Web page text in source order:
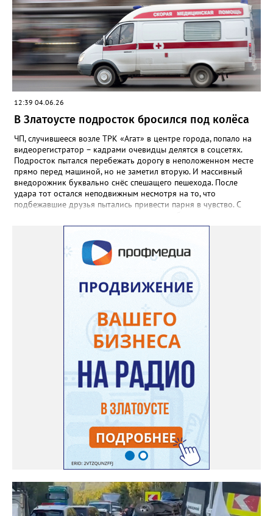
65-32-91 (дежурная часть ОМВД), или 79-93-33, 8 (951) 474-
65-36.
12:39 04.06.26
В Златоусте подросток бросился под колёса
ЧП, случившееся возле ТРК «Агат» в центре города, попало на
видеорегистратор – кадрами очевидцы делятся в соцсетях.
Подросток пытался перебежать дорогу в неположенном месте
прямо перед машиной, но не заметил вторую. И массивный
внедорожник буквально снёс спешащего пешехода. После
удара тот остался неподвижным несмотря на то, что
подбежавшие друзья пытались привести парня в чувство. С